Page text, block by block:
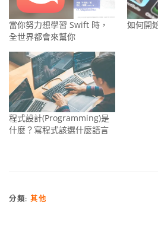
當你努力想學習 Swift 時，
全世界都會來幫你
如何開
程式設計(Programming)是
什麼？寫程式該選什麼語言
分類: 其他